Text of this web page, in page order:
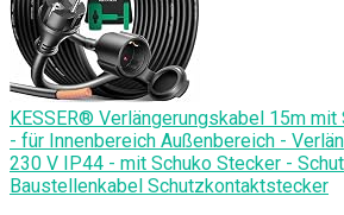
KESSER® Verlängerungskabel 15m
- für Innenbereich Außenbereich -
230 V IP44 - mit Schuko Stecker -
Baustellenkabel Schutzkontaktstecker